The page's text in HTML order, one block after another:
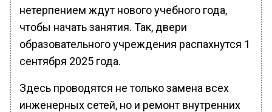
нетерпением ждут нового учебного года,
чтобы начать занятия. Так, двери
образовательного учреждения распахнутся 1
сентября 2025 года.
Здесь проводятся не только замена всех
инженерных сетей, но и ремонт внутренних